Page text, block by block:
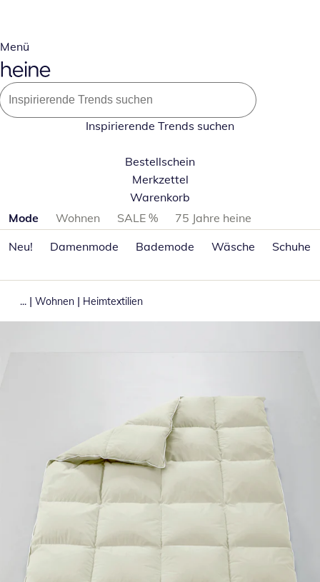
Menü
Inspirierende Trends suchen
Bestellschein
Merkzettel
Warenkorb
Produktkategorien überspringen
Mode Wohnen SALE %
75 Jahre heine
Neu!
Damenmode Bademode Wäsche Schuhe
... | Wohnen | Heimtextilien